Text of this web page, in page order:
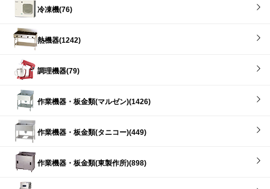
冷凍機(76)
熱機器(1242)
調理機器(79)
作業機器・板金類(マルゼン)(1426)
作業機器・板金類(タニコー)(449)
作業機器・板金類(東製作所)(898)